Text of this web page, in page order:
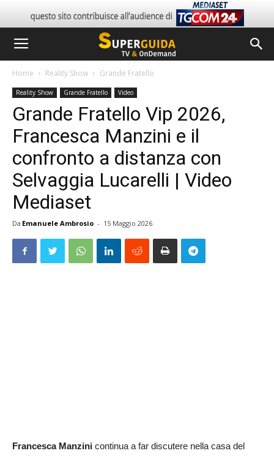
Home Reality Show Grande Fratello
Reality Show Grande Fratello Video
Grande Fratello Vip 2026,
Francesca Manzini e il
confronto a distanza con
Selvaggia Lucarelli | Video
Mediaset
Da Emanuele Ambrosio - 15 Maggio 2026
Francesca Manzini continua a far discutere nella casa del